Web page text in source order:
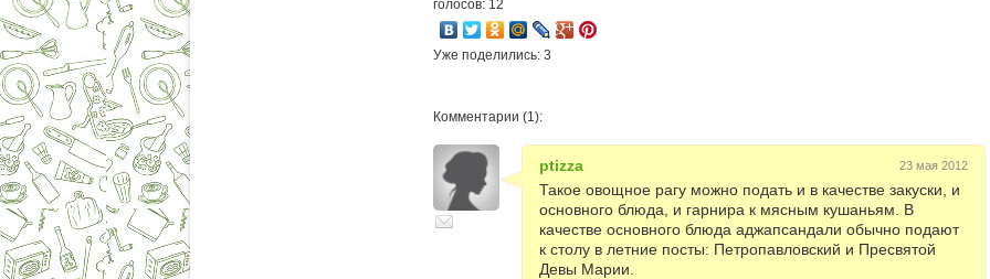
голосов: 12
Уже поделились: 3
Комментарии (1):
ptizza 23 мая 2012
Такое овощное рагу можно подать и в качестве закуски, и
основного блюда, и гарнира к мясным кушаньям. В
качестве основного блюда аджапсандали обычно подают
к столу в летние посты: Петропавловский и Пресвятой
Девы Марии.